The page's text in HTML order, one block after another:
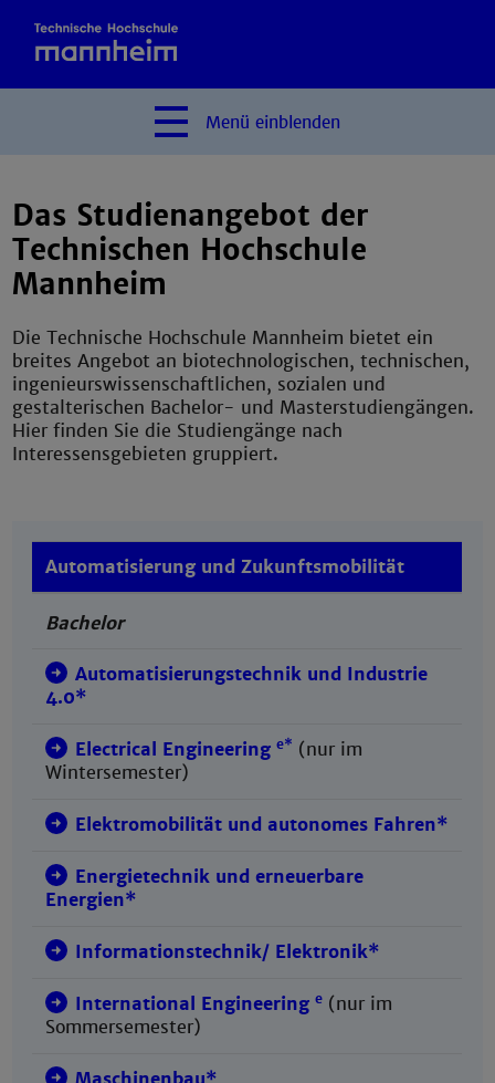
Menü einblenden
Das Studienangebot der
Technischen Hochschule
Mannheim
Die Technische Hochschule Mannheim bietet ein
breites Angebot an biotechnologischen, technischen,
ingenieurswissenschaftlichen, sozialen und
gestalterischen Bachelor- und Masterstudiengängen.
Hier finden Sie die Studiengänge nach
Interessensgebieten gruppiert.
Automatisierung und Zukunftsmobilität
Bachelor
Automatisierungstechnik und Industrie
4.0*
Electrical Engineeringe* (nur im
Wintersemester)
Elektromobilität und autonomes Fahren*
Energietechnik und erneuerbare
Energien*
Informationstechnik/ Elektronik*
International Engineeringe (nur im
Sommersemester)